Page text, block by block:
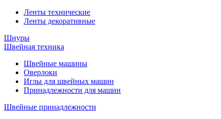
Ленты технические
Ленты декоративные
Шнуры
Швейная техника
Швейные машины
Оверлоки
Иглы для швейных машин
Принадлежности для машин
Швейные принадлежности